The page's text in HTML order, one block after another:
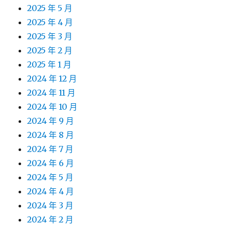
2025 年 5 月
2025 年 4 月
2025 年 3 月
2025 年 2 月
2025 年 1 月
2024 年 12 月
2024 年 11 月
2024 年 10 月
2024 年 9 月
2024 年 8 月
2024 年 7 月
2024 年 6 月
2024 年 5 月
2024 年 4 月
2024 年 3 月
2024 年 2 月